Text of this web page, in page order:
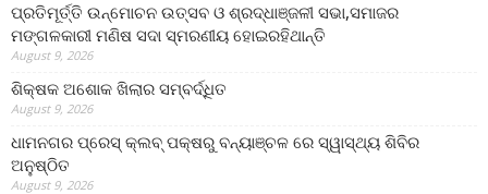
ପ୍ରତିମୂର୍ତ୍ତି ଉନ୍ମୋଚନ ଉତ୍ସବ ଓ ଶ୍ରଦ୍ଧାଞ୍ଜଳୀ ସଭା,ସମାଜର
ମଙ୍ଗଳକାରୀ ମଣିଷ ସଦା ସ୍ମରଣୀୟ ହୋଇରହିଥାନ୍ତି
August 9, 2026
ଶିକ୍ଷକ ଅଶୋକ ଖିଲାର ସମ୍ବର୍ଦ୍ଧିତ
August 9, 2026
ଧାମନଗର ପ୍ରେସ୍ କ୍ଲବ୍ ପକ୍ଷରୁ ବନ୍ୟାଞ୍ଚଳ ରେ ସ୍ୱାସ୍ଥ୍ୟ ଶିବିର
ଅନୁଷ୍ଠିତ
August 9, 2026